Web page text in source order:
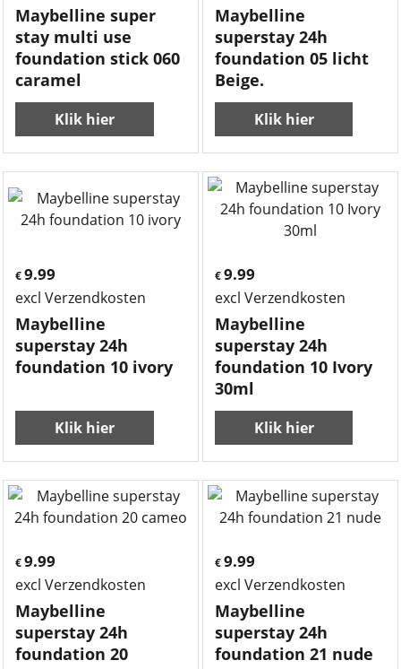
Maybelline super
stay multi use
foundation stick 060
caramel
Klik hier
Maybelline
superstay 24h
foundation 05 licht
Beige.
Klik hier
€ 9.99
excl Verzendkosten
Maybelline
superstay 24h
foundation 10 ivory
Klik hier
€9.99
excl Verzendkosten
Maybelline
superstay 24h
foundation 10 Ivory
30ml
Klik hier
€ 9.99
excl Verzendkosten
Maybelline
superstay 24h
foundation 20
€9.99
excl Verzendkosten
Maybelline
superstay 24h
foundation 21 nude